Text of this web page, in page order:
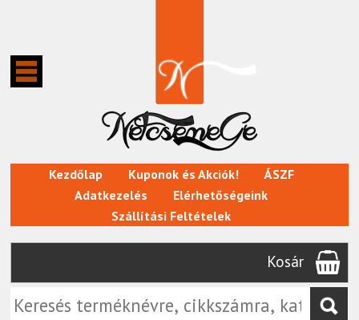
Kezdőlap Kuponok és Akciók!
ÁSZF
Adatkezelés
Elérhetőségeink
Szállítási Feltételek
Kosár